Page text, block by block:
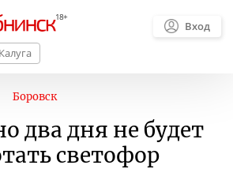
Калуга
Вход
Боровск
два дня не будет
светофор